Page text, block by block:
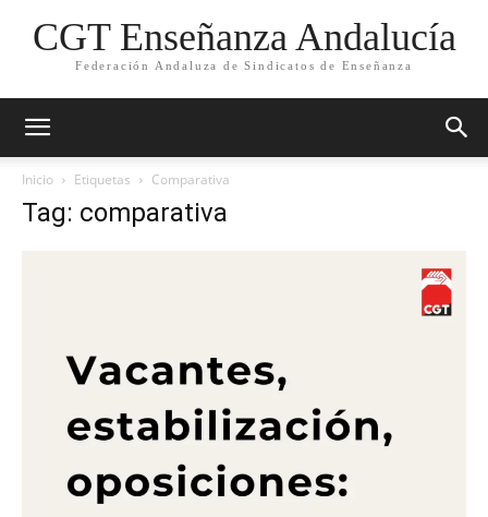
CGT Enseñanza Andalucía
Federación Andaluza de Sindicatos de Enseñanza
Inicio Etiquetas Comparativa
Tag: comparativa